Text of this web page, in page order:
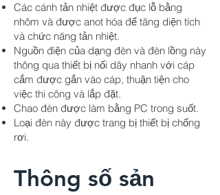
Các cánh tản nhiệt được đục lỗ bằng
nhôm và được anot hóa để tăng diện tích
và chức năng tản nhiệt.
Nguồn điện của dạng đèn và đèn lồng này
thông qua thiết bị nối dây nhanh với cáp
cắm được gắn vào cáp, thuận tiện cho
việc thi công và lắp đặt.
Chao đèn được làm bằng PC trong suốt.
Loại đèn này được trang bị thiết bị chống
rơi.
​Thông số sản